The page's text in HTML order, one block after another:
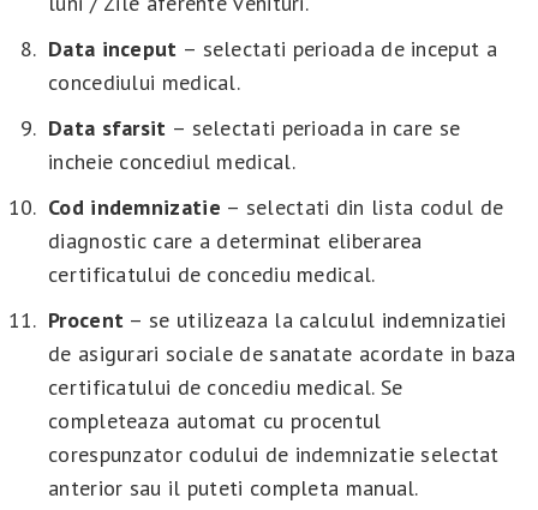
Data inceput – selectati perioada de inceput a
concediului medical.
Data sfarsit – selectati perioada in care se
incheie concediul medical.
Cod indemnizatie – selectati din lista codul de
diagnostic care a determinat eliberarea
certificatului de concediu medical.
Procent – se utilizeaza la calculul indemnizatiei
de asigurari sociale de sanatate acordate in baza
certificatului de concediu medical. Se
completeaza automat cu procentul
corespunzator codului de indemnizatie selectat
anterior sau il puteti completa manual.